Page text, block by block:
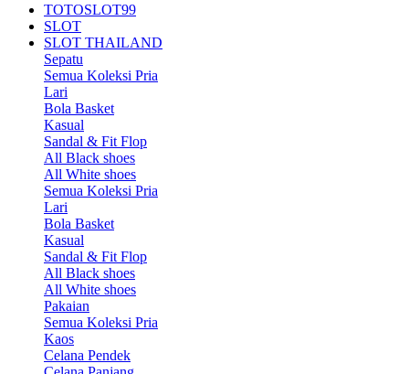
TOTOSLOT99
SLOT
SLOT THAILAND
Sepatu
Semua Koleksi Pria
Lari
Bola Basket
Kasual
Sandal & Fit Flop
All Black shoes
All White shoes
Semua Koleksi Pria
Lari
Bola Basket
Kasual
Sandal & Fit Flop
All Black shoes
All White shoes
Pakaian
Semua Koleksi Pria
Kaos
Celana Pendek